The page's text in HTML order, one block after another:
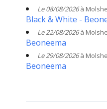
Le 08/08/2026à
Black & White -
Le 22/08/2026à
Beoneema
Le 29/08/2026à
Beoneema